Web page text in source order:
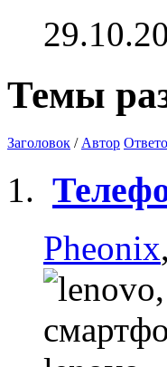
Темы
Заголовок / Автор
Pheonix